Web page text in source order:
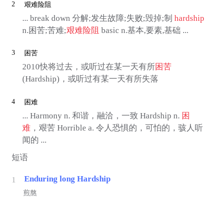
2 艰难险阻
... break down 分解;发生故障;失败;毁掉;制 hardship
n.困苦;苦难;艰难险阻 basic n.基本,要素,基础 ...
3 困苦
2010快将过去，或听过在某一天有所困苦
(Hardship)，或听过有某一天有所失落
4 困难
... Harmony n. 和谐，融洽，一致 Hardship n. 困
难，艰苦 Horrible a. 令人恐惧的，可怕的，骇人听
闻的 ...
短语
1 Enduring long Hardship
煎熬